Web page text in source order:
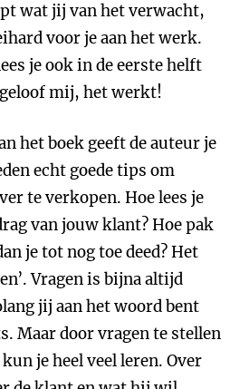
wat jij van het verwacht,
voor je aan het werk.
je ook in de eerste helft
mij, het werkt!
het boek geeft de auteur je
echt goede tips om
te verkopen. Hoe lees je
van jouw klant? Hoe pak
je tot nog toe deed? Het
Vragen is bijna altijd
jij aan het woord bent
Maar door vragen te stellen
je heel veel leren. Over